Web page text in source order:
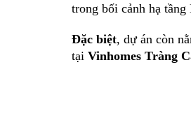
trong bối cảnh hạ
Đặc biệt, dự án còn
tại Vinhomes Tràng